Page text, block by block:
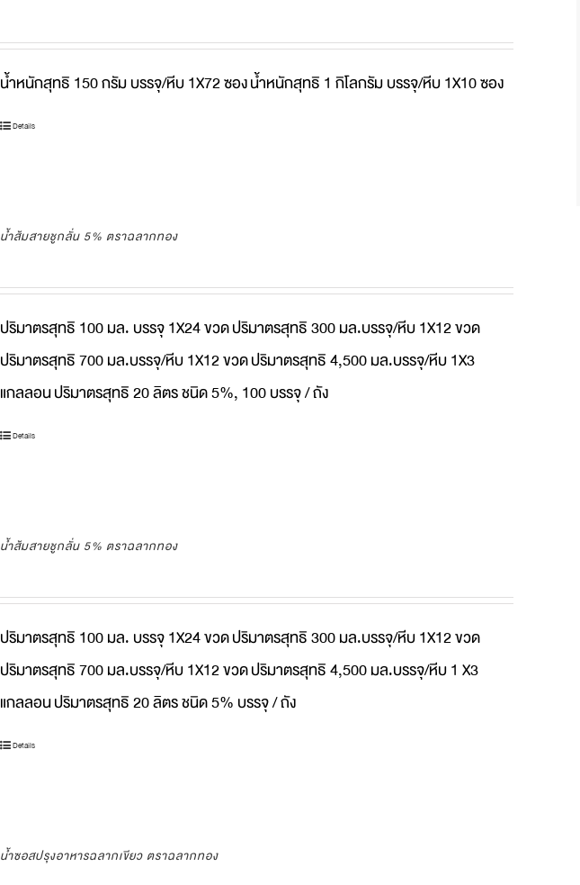
น้ำหนักสุทธิ 150 กรัม บรรจุ/หีบ 1X72 ซองน้ำหนักสุทธิ 1 กิโลกรัม บรรจุ/หีบ 1X10 ซอง
Details
น้ำส้มสายชูกลั่น 5% ตราฉลากทอง
ปริมาตรสุทธิ 100 มล. บรรจุ 1X24 ขวดปริมาตรสุทธิ 300 มล.บรรจุ/หีบ 1X12 ขวด
ปริมาตรสุทธิ 700 มล.บรรจุ/หีบ 1X12 ขวดปริมาตรสุทธิ 4,500 มล.บรรจุ/หีบ 1X3
แกลลอนปริมาตรสุทธิ 20 ลิตร ชนิด 5%, 100 บรรจุ / ถัง
Details
น้ำส้มสายชูกลั่น 5% ตราฉลากทอง
ปริมาตรสุทธิ 100 มล. บรรจุ 1X24 ขวดปริมาตรสุทธิ 300 มล.บรรจุ/หีบ 1X12 ขวด
ปริมาตรสุทธิ 700 มล.บรรจุ/หีบ 1X12 ขวดปริมาตรสุทธิ 4,500 มล.บรรจุ/หีบ 1 X3
แกลลอนปริมาตรสุทธิ 20 ลิตร ชนิด 5% บรรจุ / ถัง
Details
น้ำซอสปรุงอาหารฉลากเขียว ตราฉลากทอง